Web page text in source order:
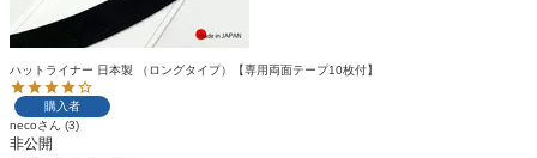
ハットライナー 日本製 （ロングタイプ）【専用両面テープ10枚付】
購入者
neco
3
非公開